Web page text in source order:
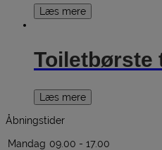
Læs mere
Læs mere
Åbningstider
Mandag 09.00 - 17.00